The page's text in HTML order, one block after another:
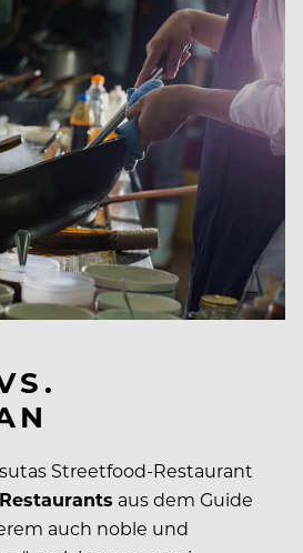
Streetfood-Restaurant
aus dem Guide
auch noble und